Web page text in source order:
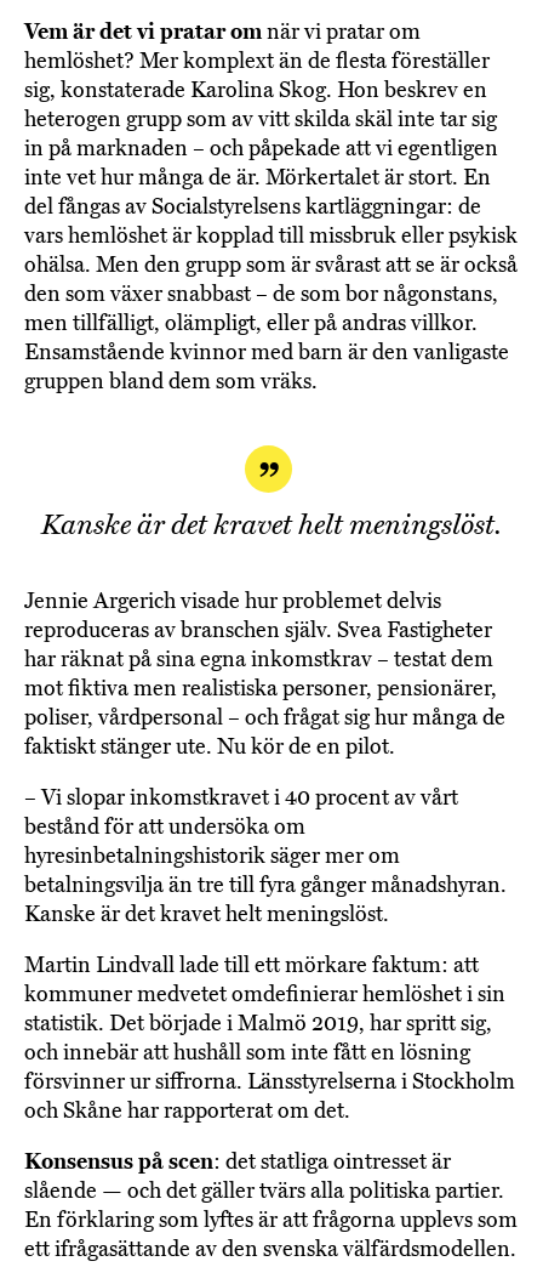
Vem är det vi pratar omnär vi pratar om
hemlöshet? Mer komplext än de flesta föreställer
sig, konstaterade Karolina Skog. Hon beskrev en
heterogen grupp som av vitt skilda skäl inte tar sig
in på marknaden – och påpekade att vi egentligen
inte vet hur många de är. Mörkertalet är stort. En
del fångas av Socialstyrelsens kartläggningar: de
vars hemlöshet är kopplad till missbruk eller psykisk
ohälsa. Men den grupp som är svårast att se är också
den som växer snabbast – de som bor någonstans,
men tillfälligt, olämpligt, eller på andras villkor.
Ensamstående kvinnor med barn är den vanligaste
gruppen bland dem som vräks.
Kanske är det kravet helt meningslöst.
Jennie Argerich visade hur problemet delvis
reproduceras av branschen själv. Svea Fastigheter
har räknat på sina egna inkomstkrav – testat dem
mot fiktiva men realistiska personer, pensionärer,
poliser, vårdpersonal – och frågat sig hur många de
faktiskt stänger ute. Nu kör de en pilot.
– Vi slopar inkomstkravet i 40 procent av vårt
bestånd för att undersöka om
hyresinbetalningshistorik säger mer om
betalningsvilja än tre till fyra gånger månadshyran.
Kanske är det kravet helt meningslöst.
Martin Lindvall lade till ett mörkare faktum: att
kommuner medvetet omdefinierar hemlöshet i sin
statistik. Det började i Malmö 2019, har spritt sig,
och innebär att hushåll som inte fått en lösning
försvinner ur siffrorna. Länsstyrelserna i Stockholm
och Skåne har rapporterat om det.
Konsensus på scen: det statliga ointresset är
slående — och det gäller tvärs alla politiska partier.
En förklaring som lyftes är att frågorna upplevs som
ett ifrågasättande av den svenska välfärdsmodellen.